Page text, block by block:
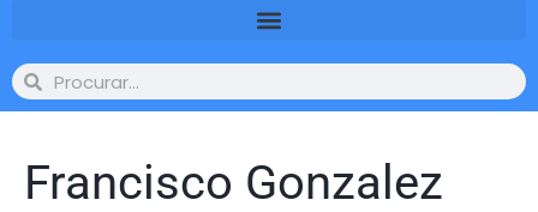
Francisco Gonzalez